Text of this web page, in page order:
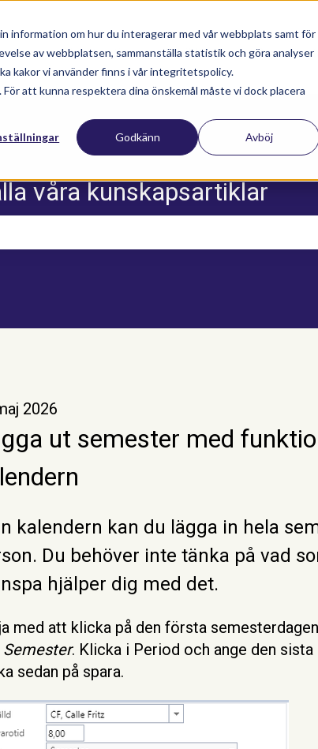
information om hur du interagerar med vår webbplats samt för
av webbplatsen, sammanställa statistik och göra analyser
kakor vi använder finns i vår integritetspolicy.
att kunna respektera dina önskemål måste vi dock placera
Godkänn Avböj
Nyhetsartiklar Utbildningar Supportavtal
våra kunskapsartiklar
2026
ut semester med
kalendern kan du lägga in hela
Du behöver inte tänka på vad
hjälper dig med det.
med att klicka på den första
Semester. Klicka i Period och ange den
sedan på spara.